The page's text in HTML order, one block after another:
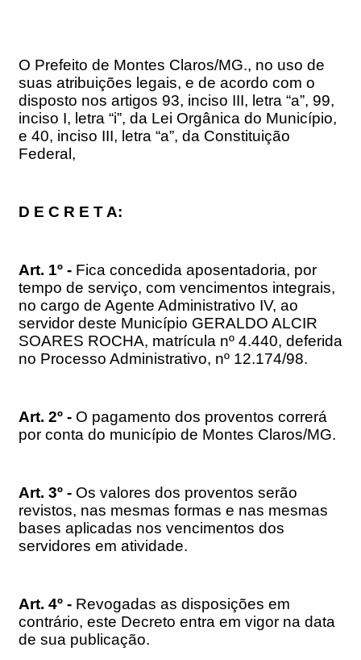
O Prefeito de Montes Claros/MG., no uso de
suas atribuições legais, e de acordo com o
disposto nos artigos 93, inciso III, letra “a”, 99,
inciso I, letra “i”, da Lei Orgânica do Município,
e 40, inciso III, letra “a”, da Constituição
Federal,
D E C R E T A:
Art. 1º - Fica concedida aposentadoria, por
tempo de serviço, com vencimentos integrais,
no cargo de Agente Administrativo IV, ao
servidor deste Município GERALDO ALCIR
SOARES ROCHA, matrícula nº 4.440, deferida
no Processo Administrativo, nº 12.174/98.
Art. 2º - O pagamento dos proventos correrá
por conta do município de Montes Claros/MG.
Art. 3º - Os valores dos proventos serão
revistos, nas mesmas formas e nas mesmas
bases aplicadas nos vencimentos dos
servidores em atividade.
Art. 4º - Revogadas as disposições em
contrário, este Decreto entra em vigor na data
de sua publicação.